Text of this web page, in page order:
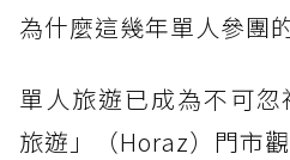
為什麼這幾年單人參團
單人旅遊已成為不可
旅遊」（Horaz）門市